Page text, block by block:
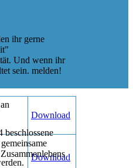
beschlossene
ihr gerne
Und wenn ihr
sein. melden!
Download
Download